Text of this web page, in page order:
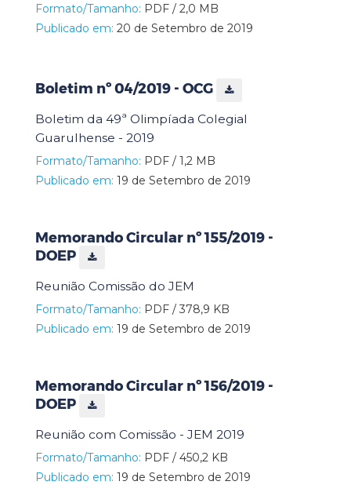
Formato/Tamanho: PDF / 2,0 MB
Publicado em: 20 de Setembro de 2019
Boletim nº 04/2019 - OCG
Boletim da 49ª Olimpíada Colegial
Guarulhense - 2019
Formato/Tamanho: PDF / 1,2 MB
Publicado em: 19 de Setembro de 2019
Memorando Circular nº 155/2019 -
DOEP
Reunião Comissão do JEM
Formato/Tamanho: PDF / 378,9 KB
Publicado em: 19 de Setembro de 2019
Memorando Circular nº 156/2019 -
DOEP
Reunião com Comissão - JEM 2019
Formato/Tamanho: PDF / 450,2 KB
Publicado em: 19 de Setembro de 2019